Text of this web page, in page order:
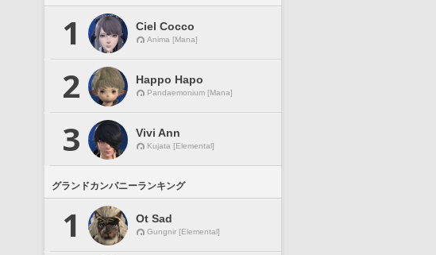
1 Ciel Cocco
Anima [Mana]
2 Happo Hapo
Pandaemonium [Mana]
3 Vivi Ann
Kujata [Elemental]
グランドカンパニーランキング
1 Ot Sad
Gungnir [Elemental]